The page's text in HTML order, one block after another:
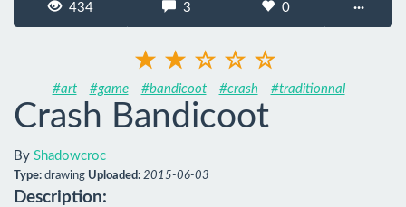
434 3 0 ···
#art #game #bandicoot #crash #traditionnal
Crash Bandicoot
By Shadowcroc
Type: drawing Uploaded: 2015-06-03
Description: